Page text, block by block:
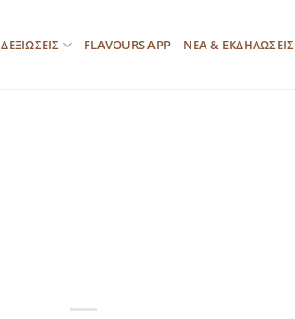
ΔΕΞΙΩΣΕΙΣ FLAVOURS APP ΝΕΑ & ΕΚΔΗΛΩΣΕΙΣ